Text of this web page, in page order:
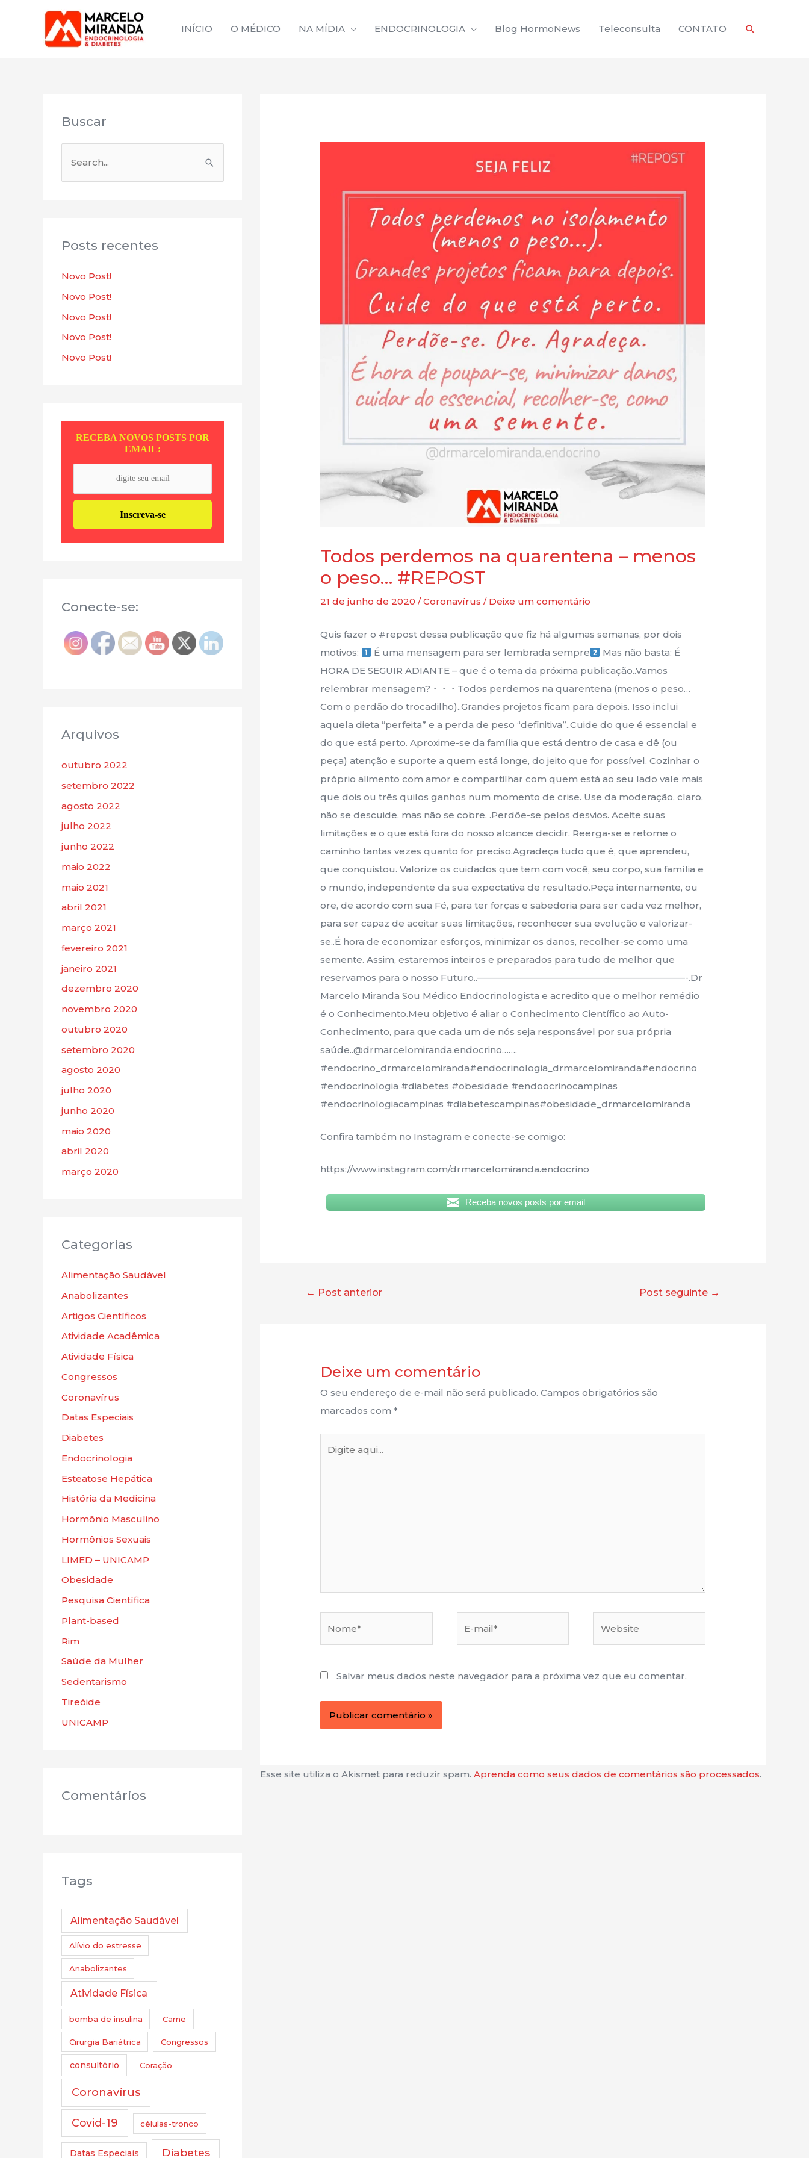
INÍCIO O MÉDICO NA MÍDIA ENDOCRINOLOGIA Blog HormoNews Teleconsulta CONTATO Pesquisar
Buscar
e
s
a
r
Posts recentes
Novo Post!
Novo Post!
Novo Post!
Novo Post!
Novo Post!
RECEBA NOVOS POSTS POR
EMAIL:
Conecte-se:
Arquivos
outubro 2022
setembro 2022
agosto 2022
julho 2022
junho 2022
maio 2022
maio 2021
abril 2021
março 2021
fevereiro 2021
janeiro 2021
dezembro 2020
novembro 2020
outubro 2020
setembro 2020
agosto 2020
julho 2020
junho 2020
maio 2020
abril 2020
março 2020
Categorias
Alimentação Saudável
Anabolizantes
Artigos Científicos
Atividade Acadêmica
Atividade Física
Congressos
Coronavírus
Datas Especiais
Diabetes
Endocrinologia
Esteatose Hepática
História da Medicina
Hormônio Masculino
Hormônios Sexuais
LIMED – UNICAMP
Obesidade
Pesquisa Científica
Plant-based
Rim
Saúde da Mulher
Sedentarismo
Tireóide
UNICAMP
Comentários
Tags
Alimentação Saudável
Alívio do estresse
Anabolizantes
Atividade Física
bomba de insulina Carne
Cirurgia Bariátrica Congressos
consultório Coração
Coronavírus
Covid-19 células-tronco
Datas Especiais Diabetes
Todos perdemos na quarentena – menos
o peso… #REPOST
21 de junho de 2020/Coronavírus / Deixe um comentário
Quis fazer o #repost dessa publicação que fiz há algumas semanas, por dois
motivos:
É uma mensagem para ser lembrada sempre
Mas não basta: É
HORA DE SEGUIR ADIANTE – que é o tema da próxima publicação..Vamos
relembrar mensagem?・・・Todos perdemos na quarentena (menos o peso…
Com o perdão do trocadilho)..Grandes projetos ficam para depois. Isso inclui
aquela dieta “perfeita” e a perda de peso “definitiva”..Cuide do que é essencial e
do que está perto. Aproxime-se da família que está dentro de casa e dê (ou
peça) atenção e suporte a quem está longe, do jeito que for possível. Cozinhar o
próprio alimento com amor e compartilhar com quem está ao seu lado vale mais
que dois ou três quilos ganhos num momento de crise. Use da moderação, claro,
não se descuide, mas não se cobre. .Perdõe-se pelos desvios. Aceite suas
limitações e o que está fora do nosso alcance decidir. Reerga-se e retome o
caminho tantas vezes quanto for preciso.Agradeça tudo que é, que aprendeu,
que conquistou. Valorize os cuidados que tem com você, seu corpo, sua família e
o mundo, independente da sua expectativa de resultado.Peça internamente, ou
ore, de acordo com sua Fé, para ter forças e sabedoria para ser cada vez melhor,
para ser capaz de aceitar suas limitações, reconhecer sua evolução e valorizar-
se..É hora de economizar esforços, minimizar os danos, recolher-se como uma
semente. Assim, estaremos inteiros e preparados para tudo de melhor que
reservamos para o nosso Futuro..———————————————————————-.Dr
Marcelo Miranda Sou Médico Endocrinologista e acredito que o melhor remédio
é o Conhecimento.Meu objetivo é aliar o Conhecimento Científico ao Auto-
Conhecimento, para que cada um de nós seja responsável por sua própria
saúde..@drmarcelomiranda.endocrino…….
#endocrino_drmarcelomiranda#endocrinologia_drmarcelomiranda#endocrino
#endocrinologia #diabetes #obesidade #endoocrinocampinas
#endocrinologiacampinas #diabetescampinas#obesidade_drmarcelomiranda
Confira também no Instagram e conecte-se comigo:
https://www.instagram.com/drmarcelomiranda.endocrino
Receba novos posts por email
← Post anterior Post seguinte →
Deixe um comentário
O seu endereço de e-mail não será publicado. Campos obrigatórios são
marcados com*
Salvar meus dados neste navegador para a próxima vez que eu comentar.
Esse site utiliza o Akismet para reduzir spam. Aprenda como seus dados de comentários são processados.